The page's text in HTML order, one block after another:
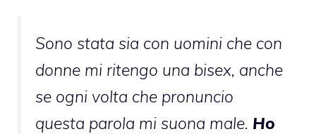
Sono stata sia con uomini che con
donne mi ritengo una bisex, anche
se ogni volta che pronuncio
questa parola mi suona male. Ho